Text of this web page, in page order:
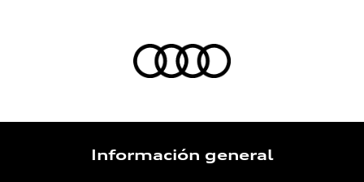
Información general